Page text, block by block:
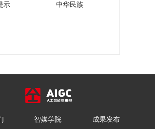
示 中华民族
智媒学院
成果发布